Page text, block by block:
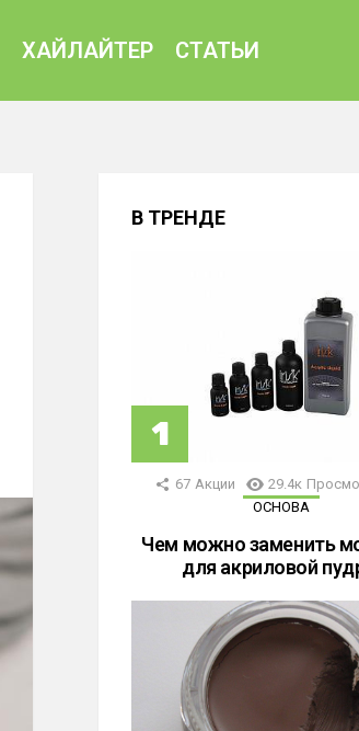
ХАЙЛАЙТЕР СТАТЬИ
В ТРЕНДЕ
67 Акции 29.4к
ОСНОВА
Чем можно заменить
для акриловой